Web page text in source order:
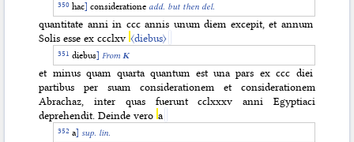
hac] consideratione add. but then del.
quantitate anni in ccc annis unum diem excepit, et annum
Solis esse ex ccclxv 〈diebus〉
diebus] From K
et minus quam quarta quantum est una pars ex ccc diei
partibus per suam considerationem et considerationem
Abrachaz, inter quas fuerunt cclxxxv anni Egyptiaci
deprehendit. Deinde vero a
a] sup. lin.